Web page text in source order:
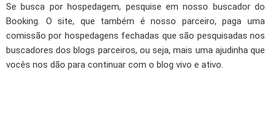
Se busca por hospedagem, pesquise em nosso buscador do
Booking. O site, que também é nosso parceiro, paga uma
comissão por hospedagens fechadas que são pesquisadas nos
buscadores dos blogs parceiros, ou seja, mais uma ajudinha que
vocês nos dão para continuar com o blog vivo e ativo.